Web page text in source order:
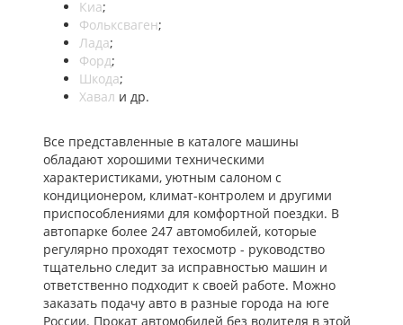
Киа;
Фольксваген;
Лада;
Форд;
Шкода;
Хавал и др.
Все представленные в каталоге машины
обладают хорошими техническими
характеристиками, уютным салоном с
кондиционером, климат-контролем и другими
приспособлениями для комфортной поездки. В
автопарке более 247 автомобилей, которые
регулярно проходят техосмотр - руководство
тщательно следит за исправностью машин и
ответственно подходит к своей работе. Можно
заказать подачу авто в разные города на юге
России. Прокат автомобилей без водителя в этой